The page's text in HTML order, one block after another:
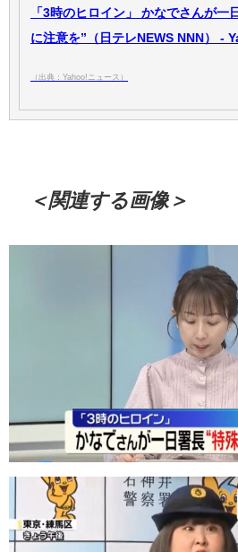
「3時のヒロイン」 かなでさんが一
に注意を”（日テレNEWS NNN） -
（出典：Yahoo!ニュース）
＜関連する画像＞